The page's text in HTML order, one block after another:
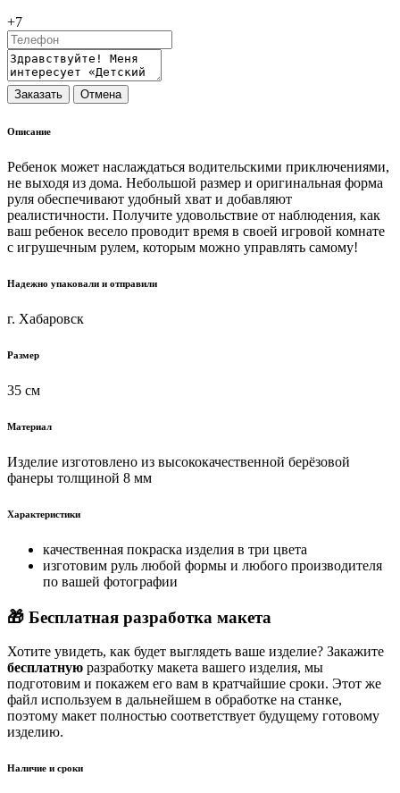
+7
Описание
Ребенок может наслаждаться водительскими приключениями,
не выходя из дома. Небольшой размер и оригинальная форма
руля обеспечивают удобный хват и добавляют
реалистичности. Получите удовольствие от наблюдения, как
ваш ребенок весело проводит время в своей игровой комнате
с игрушечным рулем, которым можно управлять самому!
Надежно упаковали и отправили
г. Хабаровск
Размер
35 см
Материал
Изделие изготовлено из высококачественной берёзовой
фанеры толщиной 8 мм
Характеристики
качественная покраска изделия в три цвета
изготовим руль любой формы и любого производителя
по вашей фотографии
🎁 Бесплатная разработка макета
Хотите увидеть, как будет выглядеть ваше изделие? Закажите
бесплатную разработку макета вашего изделия, мы
подготовим и покажем его вам в кратчайшие сроки. Этот же
файл используем в дальнейшем в обработке на станке,
поэтому макет полностью соответствует будущему готовому
изделию.
Наличие и сроки